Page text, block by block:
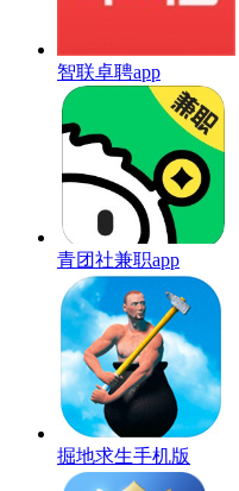
智联卓聘app
青团社兼职app
掘地求生手机版